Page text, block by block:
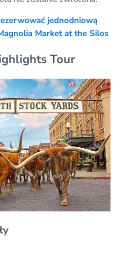
jednodniową
Market at the Silos
Tour